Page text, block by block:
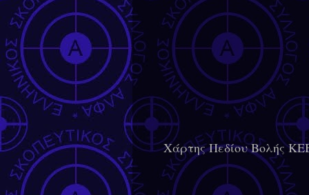
Χάρτης Πεδίου Βολής